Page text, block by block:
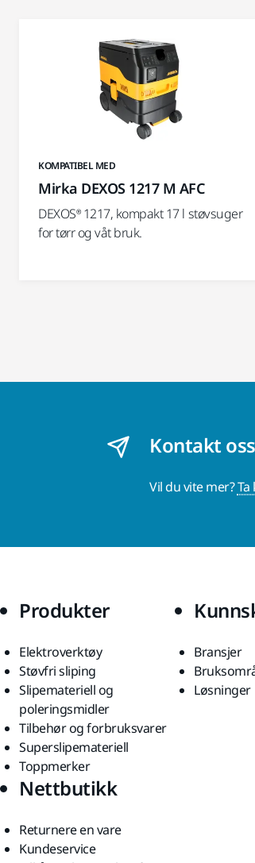
KOMPATIBEL MED
Mirka DEXOS 1217 M AFC
DEXOS® 1217, kompakt 17 l støvsuger
for tørr og våt bruk.
Kontakt oss
Vil du vite mer?
Produkter
Elektroverktøy
Støvfri sliping
Slipemateriell og
poleringsmidler
Tilbehør og forbruksvarer
Superslipemateriell
Toppmerker
Bransjer
Løsninger
Nettbutikk
Returnere en vare
Kundeservice